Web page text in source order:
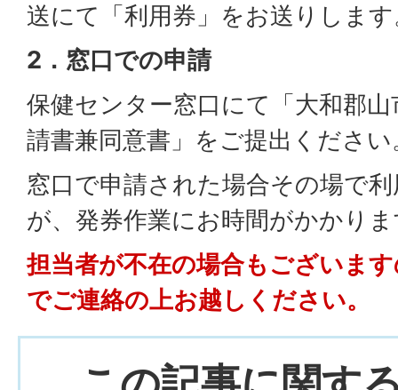
送にて「利用券」をお送りしま
2．窓口での申請
保健センター窓口にて「大和郡
請書兼同意書」をご提出ください
窓口で申請された場合その場で
が、発券作業にお時間がかかり
担当者が不在の場合もございま
でご連絡の上お越しください。